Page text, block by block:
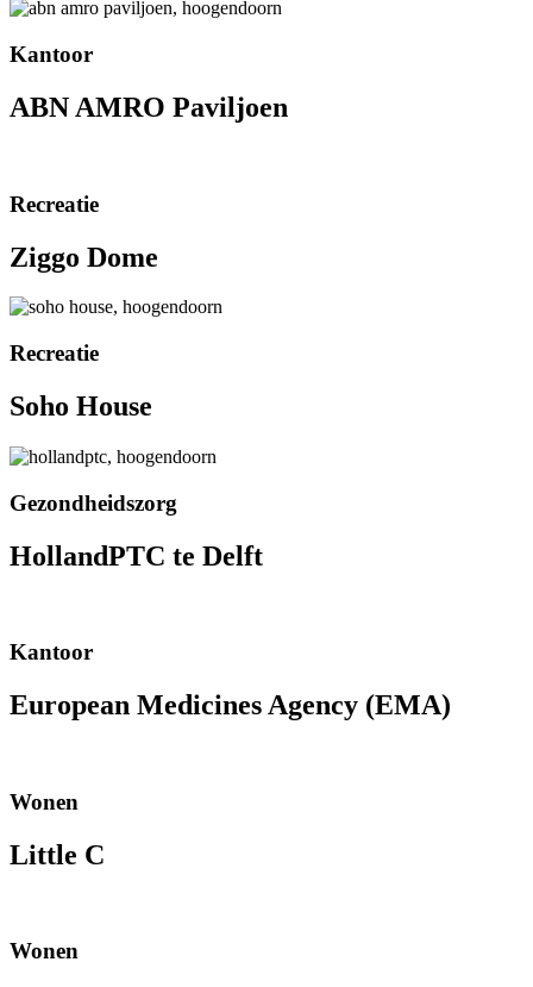
Kantoor
ABN AMRO Paviljoen
Recreatie
Ziggo Dome
Recreatie
Soho House
Gezondheidszorg
HollandPTC te Delft
Kantoor
European Medicines Agency (EMA)
Wonen
Little C
Wonen